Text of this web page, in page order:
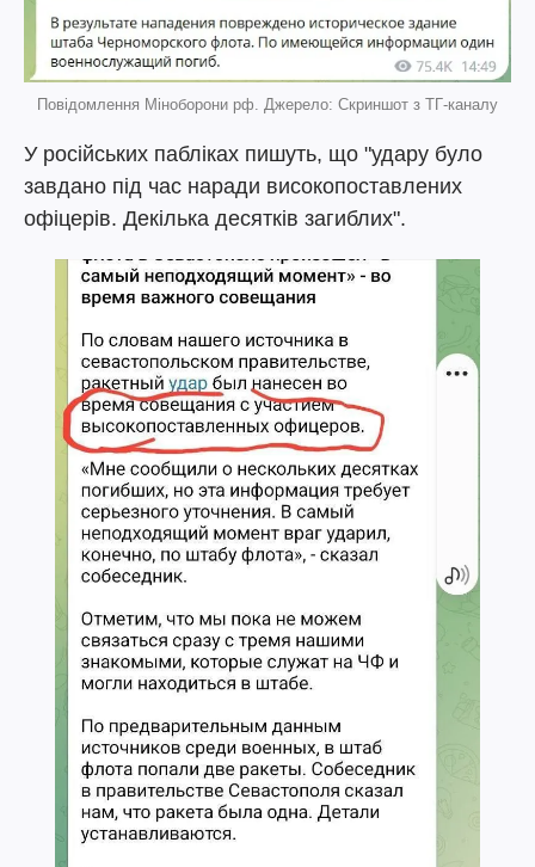
Повідомлення Міноборони рф. Джерело: Скриншот з ТГ-каналу
У російських пабліках пишуть, що "удару було
завдано під час наради високопоставлених
офіцерів. Декілька десятків загиблих".